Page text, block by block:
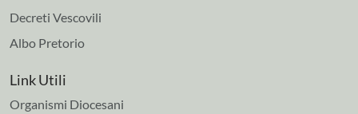
Decreti Vescovili
Albo Pretorio
Link Utili
Organismi Diocesani